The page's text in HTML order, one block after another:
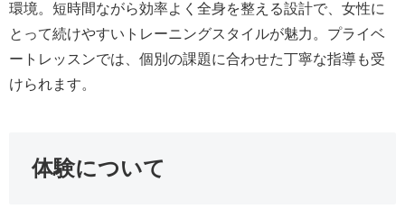
環境。短時間ながら効率よく全身を整える設計で、女性に
とって続けやすいトレーニングスタイルが魅力。プライベ
ートレッスンでは、個別の課題に合わせた丁寧な指導も受
けられます。
体験について